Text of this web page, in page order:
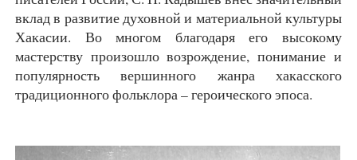
вклад в развитие духовной и материальной культуры
Хакасии. Во многом благодаря его высокому
мастерству произошло возрождение, понимание и
популярность вершинного жанра хакасского
традиционного фольклора – героического эпоса.